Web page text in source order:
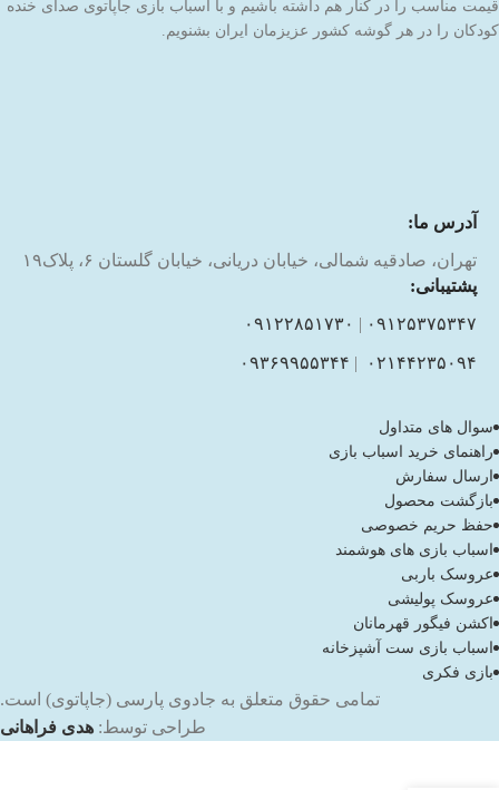
قیمت مناسب را در کنار هم داشته باشیم و با اسباب بازی جاپاتوی صدای خنده
کودکان را در هر گوشه کشور عزیزمان ایران بشنویم.
آدرس ما:
تهران، صادقیه شمالی، خیابان دریانی، خیابان گلستان ۶، پلاک۱۹
پشتیبانی:
۰۹۱۲۵۳۷۵۳۴۷ | ۰۹۱۲۲۸۵۱۷۳۰
۰۲۱۴۴۲۳۵۰۹۴ | ۰۹۳۶۹۹۵۵۳۴۴
سوال های متداول
راهنمای خرید اسباب بازی
ارسال سفارش
بازگشت محصول
حفظ حریم خصوصی
اسباب بازی های هوشمند
عروسک باربی
عروسک پولیشی
اکشن فیگور قهرمانان
اسباب بازی ست آشپزخانه
بازی فکری
تمامی حقوق متعلق به جادوی پارسی (جاپاتوی) است.
طراحی توسط: هدی فراهانی